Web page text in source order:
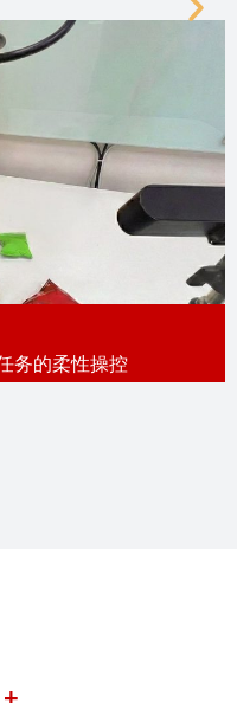
务的柔性操控